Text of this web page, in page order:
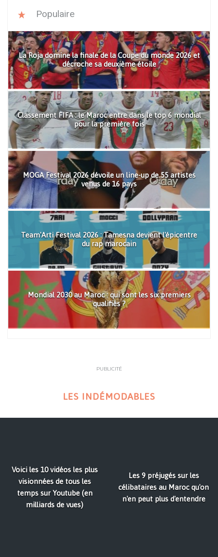
Populaire
La Roja domine la finale de la Coupe du monde 2026 et
décroche sa deuxième étoile
Classement FIFA : le Maroc entre dans le top 6 mondial
pour la première fois
MOGA Festival 2026 dévoile un line-up de 55 artistes
venus de 16 pays
Team'Arti Festival 2026 : Tamesna devient l'épicentre
du rap marocain
Mondial 2030 au Maroc : qui sont les six premiers
qualifiés ?
PUBLICITÉ
LES INDÉMODABLES
Voici les 10 vidéos les plus
visionnées de tous les
temps sur Youtube (en
milliards de vues)
Les 9 préjugés sur les
célibataires au Maroc qu'on
n'en peut plus d'entendre